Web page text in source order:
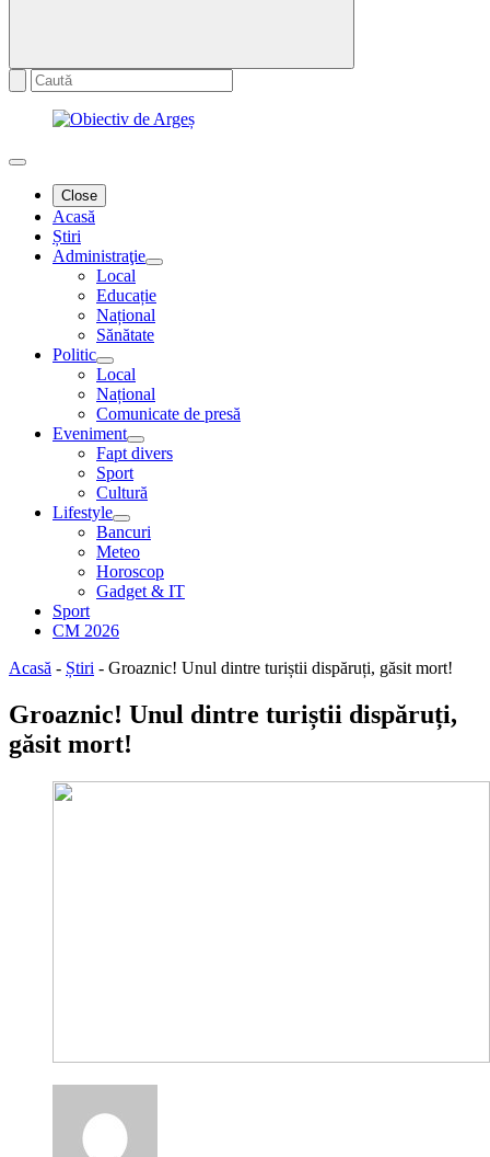
Close
Acasă
Știri
Administraţie
Local
Educație
Național
Sănătate
Politic
Local
Național
Comunicate de presă
Eveniment
Fapt divers
Sport
Cultură
Lifestyle
Bancuri
Meteo
Horoscop
Gadget & IT
Sport
CM 2026
Acasă - Știri - Groaznic! Unul dintre turiștii dispăruți, găsit mort!
Groaznic! Unul dintre turiștii dispăruți,
găsit mort!